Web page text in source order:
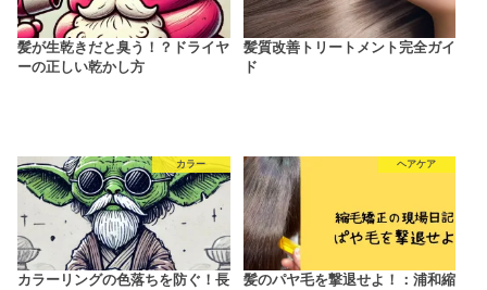
髪が生乾きだと臭う！？ドライヤ
ーの正しい乾かし方
髪質改善トリートメント完全ガイ
ド
カラー
カラーリングの色落ちを防ぐ！長
ヘアケア
髪のパヤ毛を撃退せよ！：浦和縮